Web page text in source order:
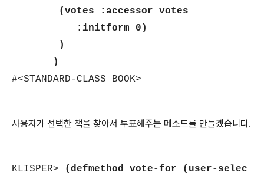
(votes :accessor votes
:initform 0)
)
)
#<STANDARD-CLASS BOOK>
사용자가 선택한 책을 찾아서 투표해주는 메소드를 만들겠습니다.
KLISPER> (defmethod vote-for (user-selec